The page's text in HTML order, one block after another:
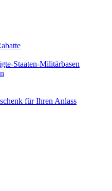
Staaten-Militärbasen
für Ihren Anlass